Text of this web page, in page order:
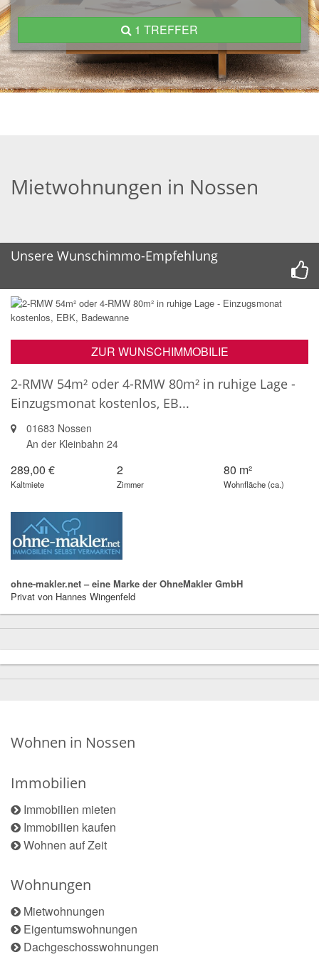
1 TREFFER
Mietwohnungen in Nossen
Unsere Wunschimmo-Empfehlung
ZUR WUNSCHIMMOBILIE
2-RMW 54m² oder 4-RMW 80m² in ruhige Lage -
Einzugsmonat kostenlos, EB...
01683 Nossen
An der Kleinbahn 24
289,00 €
Kaltmiete
2
Zimmer
80 m²
Wohnfläche (ca.)
ohne-makler.net – eine Marke der OhneMakler GmbH
Privat von Hannes Wingenfeld
Wohnen in Nossen
Immobilien
Immobilien mieten
Immobilien kaufen
Wohnen auf Zeit
Wohnungen
Mietwohnungen
Eigentumswohnungen
Dachgeschosswohnungen